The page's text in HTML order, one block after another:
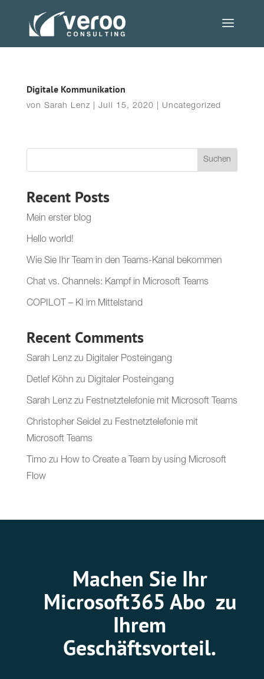
Digitale Kommunikation
von Sarah Lenz| Juli 15, 2020 Uncategorized
Suchen
Recent Posts
Mein erster blog
Hello world!
Wie Sie Ihr Team in den Teams-Kanal bekommen
Chat vs. Channels: Kampf in Microsoft Teams
COPILOT – KI im Mittelstand
Recent Comments
Sarah Lenzzu Digitaler Posteingang
Detlef Köhn zu Digitaler Posteingang
Sarah Lenzzu Festnetztelefonie mit Microsoft Teams
Christopher Seidel zu Festnetztelefonie mit
Microsoft Teams
Timozu How to Create a Team by using Microsoft
Flow
Machen Sie Ihr
Microsoft365 Abo zu
Ihrem
Geschäftsvorteil.